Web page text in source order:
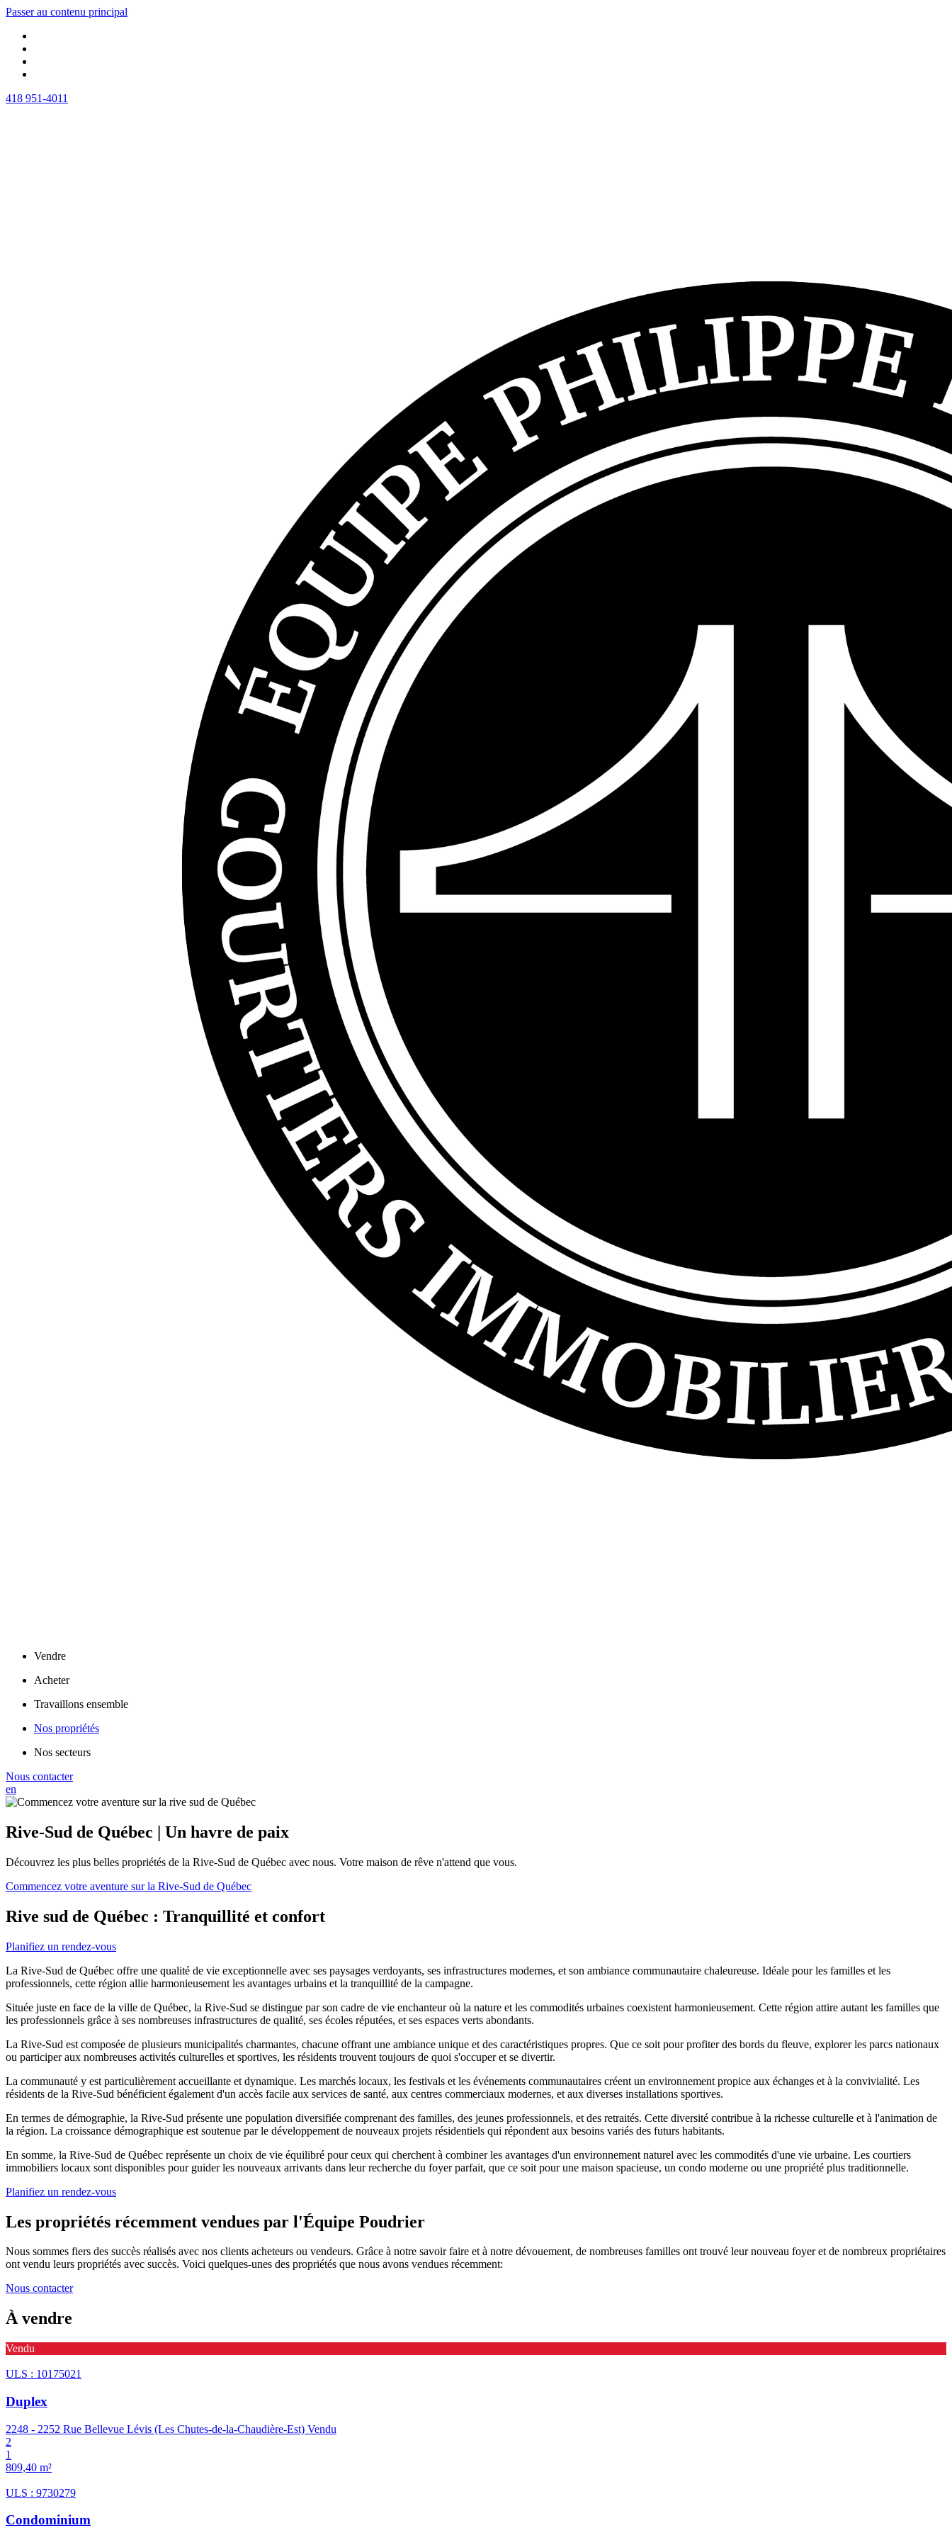
Passer au contenu principal
418 951-4011
Vendre
Acheter
Travaillons ensemble
Nos propriétés
Nos secteurs
Nous contacter
en
Rive-Sud de Québec | Un havre de paix
Découvrez les plus belles propriétés de la Rive-Sud de Québec avec nous. Votre maison de rêve n'attend que vous.
Commencez votre aventure sur la Rive-Sud de Québec
Rive sud de Québec : Tranquillité et confort
Planifiez un rendez-vous
La Rive-Sud de Québec offre une qualité de vie exceptionnelle avec ses paysages verdoyants, ses infrastructures modernes, et son ambiance communautaire chaleureuse. Idéale pour les familles et les
professionnels, cette région allie harmonieusement les avantages urbains et la tranquillité de la campagne.
Située juste en face de la ville de Québec, la Rive-Sud se distingue par son cadre de vie enchanteur où la nature et les commodités urbaines coexistent harmonieusement. Cette région attire autant les familles que
les professionnels grâce à ses nombreuses infrastructures de qualité, ses écoles réputées, et ses espaces verts abondants.
La Rive-Sud est composée de plusieurs municipalités charmantes, chacune offrant une ambiance unique et des caractéristiques propres. Que ce soit pour profiter des bords du fleuve, explorer les parcs nationaux
ou participer aux nombreuses activités culturelles et sportives, les résidents trouvent toujours de quoi s'occuper et se divertir.
La communauté y est particulièrement accueillante et dynamique. Les marchés locaux, les festivals et les événements communautaires créent un environnement propice aux échanges et à la convivialité. Les
résidents de la Rive-Sud bénéficient également d'un accès facile aux services de santé, aux centres commerciaux modernes, et aux diverses installations sportives.
En termes de démographie, la Rive-Sud présente une population diversifiée comprenant des familles, des jeunes professionnels, et des retraités. Cette diversité contribue à la richesse culturelle et à l'animation de
la région. La croissance démographique est soutenue par le développement de nouveaux projets résidentiels qui répondent aux besoins variés des futurs habitants.
En somme, la Rive-Sud de Québec représente un choix de vie équilibré pour ceux qui cherchent à combiner les avantages d'un environnement naturel avec les commodités d'une vie urbaine. Les courtiers
immobiliers locaux sont disponibles pour guider les nouveaux arrivants dans leur recherche du foyer parfait, que ce soit pour une maison spacieuse, un condo moderne ou une propriété plus traditionnelle.
Planifiez un rendez-vous
Les propriétés récemment vendues par l'Équipe Poudrier
Nous sommes fiers des succès réalisés avec nos clients acheteurs ou vendeurs. Grâce à notre savoir faire et à notre dévouement, de nombreuses familles ont trouvé leur nouveau foyer et de nombreux propriétaires
ont vendu leurs propriétés avec succès. Voici quelques-unes des propriétés que nous avons vendues récemment:
Nous contacter
À vendre
Vendu
ULS : 10175021
Duplex
2248 - 2252 Rue Bellevue Lévis (Les Chutes-de-la-Chaudière-Est) Vendu
2
1
809,40 m²
ULS : 9730279
Condominium